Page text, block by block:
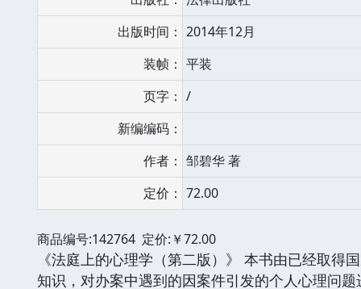
出版时间： 2014年12月
装帧： 平装
页字： /
新编编码：
作者： 邹碧华 著
定价： 72.00
商品编号:142764 定价:￥72.00
《法庭上的心理学（第二版）》 本书由已经取
知识，对办案中遇到的因案件引发的个人心理问